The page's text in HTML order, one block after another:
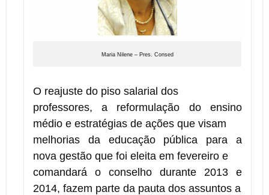
Maria Nilene – Pres. Consed
O reajuste do piso salarial dos
professores, a reformulação do ensino
médio e estratégias de ações que visam
melhorias da educação pública para a
nova gestão que foi eleita em fevereiro e
comandará o conselho durante 2013 e
2014, fazem parte da pauta dos assuntos a